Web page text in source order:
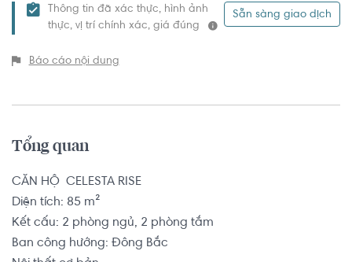
Thông tin đã xác thực, hình ảnh
thực, vị trí chính xác, giá đúng
Sẵn sàng giao dịch
Báo cáo nội dung
Tổng quan
CĂN HỘ  CELESTA RISE
Diện tích: 85 m²
Kết cấu: 2 phòng ngủ, 2 phòng tắm
Ban công hướng: Đông Bắc